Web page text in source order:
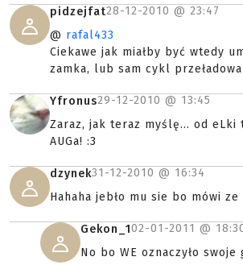
pidzejfat28-12-2010 @ 23:47
@ rafal433
Ciekawe jak miałby być wtedy
zamka, lub sam cykl
Yfronus29-12-2010 @ 13:45
Zaraz, jak teraz myślę... od
AUGa! :3
dzynek31-12-2010 @ 16:34
Hahaha jebło mu sie bo mówi ze
Gekon_102-01-2011 @
No bo WE oznaczyło swoje